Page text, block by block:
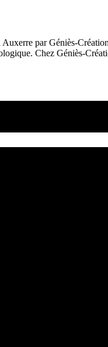
par Géniès-
Chez Géniès-